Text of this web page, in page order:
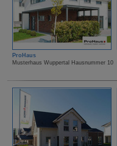
ProHaus
Musterhaus Wuppertal Hausnummer 10